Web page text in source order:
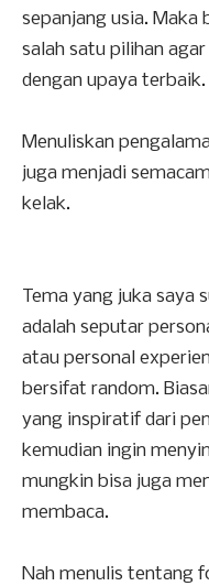
sepanjang usia. Maka
salah satu pilihan
dengan upaya terbaik.
Menuliskan
juga menjadi
kelak.
Tema yang juka saya
adalah seputar
atau personal
bersifat random.
yang inspiratif dari
kemudian ingin
mungkin bisa juga
membaca.
Nah menulis tentang